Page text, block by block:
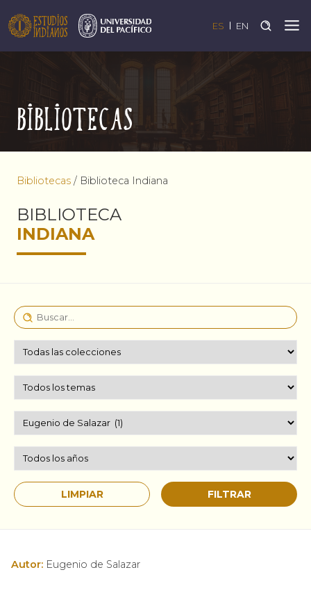
ES EN
Bibliotecas
Bibliotecas / Biblioteca Indiana
BIBLIOTECA
INDIANA
Autor: Eugenio de Salazar